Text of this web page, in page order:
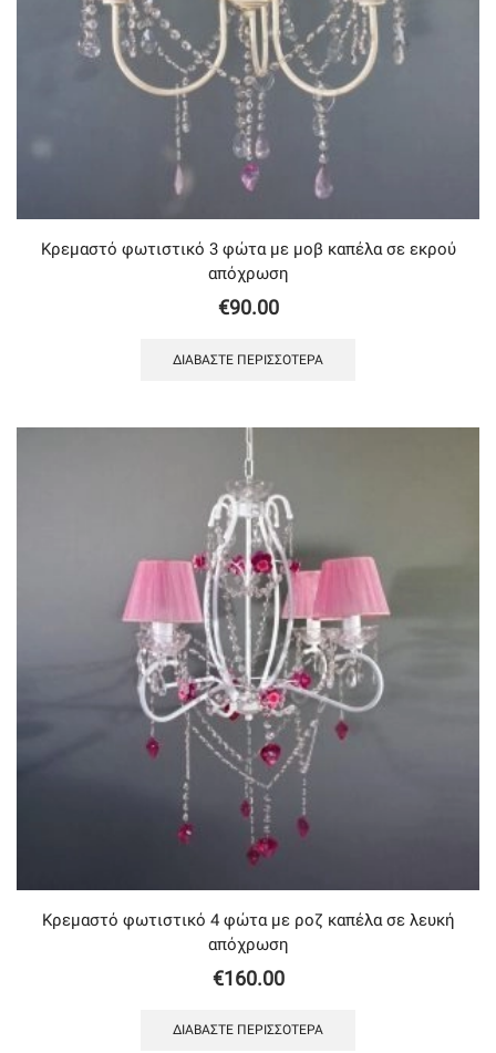
Κρεμαστό φωτιστικό 3 φώτα με μοβ καπέλα σε εκρού
απόχρωση
€90.00
ΔΙΑΒΆΣΤΕ ΠΕΡΙΣΣΌΤΕΡΑ
Κρεμαστό φωτιστικό 4 φώτα με ροζ καπέλα σε λευκή
απόχρωση
€160.00
ΔΙΑΒΆΣΤΕ ΠΕΡΙΣΣΌΤΕΡΑ